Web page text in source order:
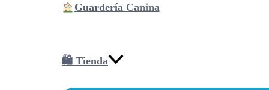
Guardería Canina
🛍 Tienda